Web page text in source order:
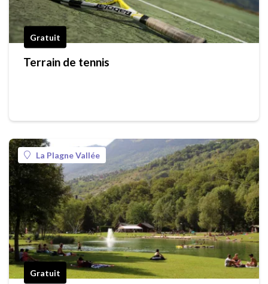
Gratuit
Terrain de tennis
La Plagne Vallée
Gratuit